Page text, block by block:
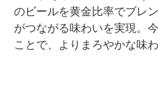
のビールを黄金比率でブレ
がつながる味わいを実現。
ことで、よりまろやかな味